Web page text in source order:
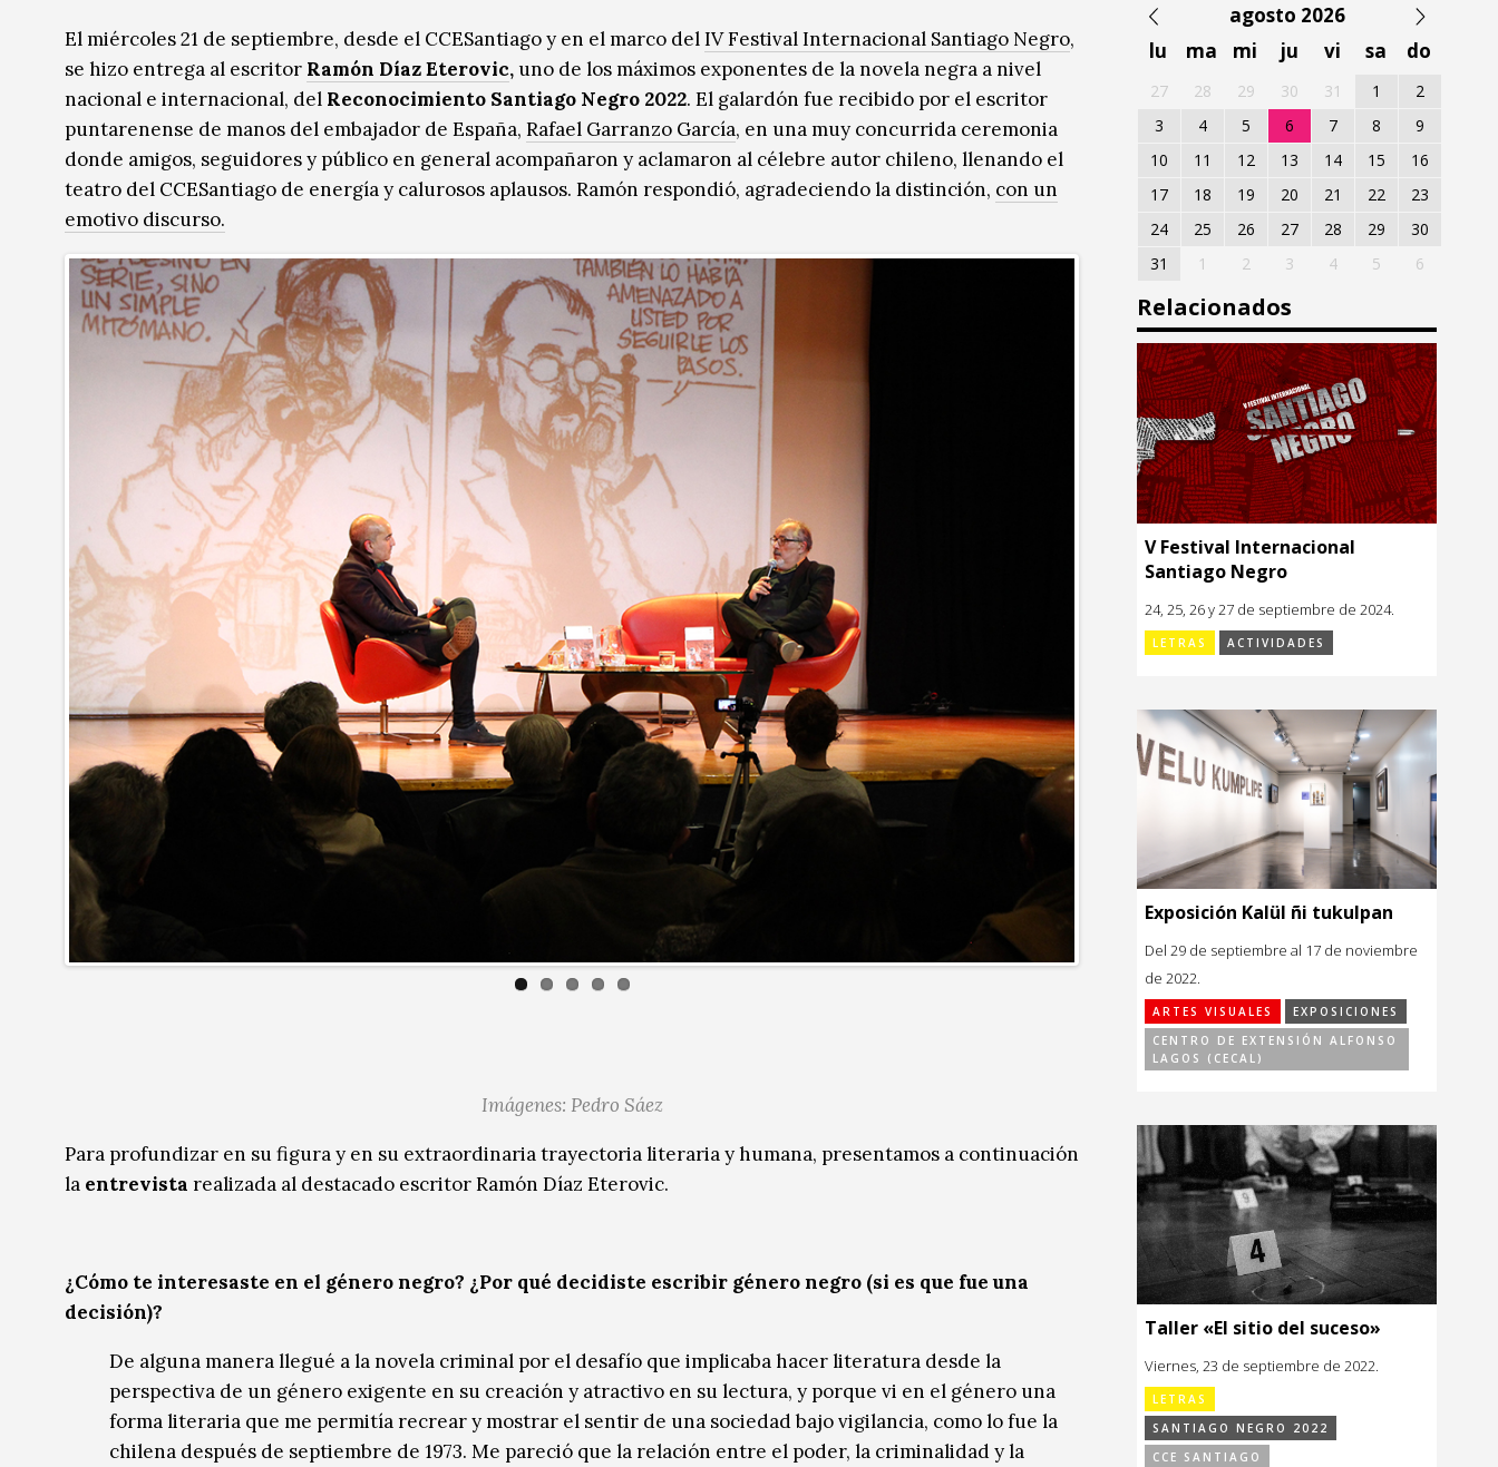
Radio / Podcast
Radio / Podcast
El miércoles 21 de septiembre, desde el CCESantiago y en el marco delIV Festival Internacional Santiago Negro,
se hizo entrega al escritor Ramón Díaz Eterovic, uno de los máximos exponentes de la novela negra a nivel
nacional e internacional, del Reconocimiento Santiago Negro 2022. El galardón fue recibido por el escritor
puntarenense de manos del embajador de España, Rafael Garranzo García, en una muy concurrida ceremonia
donde amigos, seguidores y público en general acompañaron y aclamaron al célebre autor chileno, llenando el
teatro del CCESantiago de energía y calurosos aplausos. Ramón respondió, agradeciendo la distinción, con un
emotivo discurso.
Imágenes: Pedro Sáez
Para profundizar en su figura y en su extraordinaria trayectoria literaria y humana, presentamos a continuación
la entrevista realizada al destacado escritor Ramón Díaz Eterovic.
¿Cómo te interesaste en el género negro? ¿Por qué decidiste escribir género negro (si es que fue una
decisión)?
De alguna manera llegué a la novela criminal por el desafío que implicaba hacer literatura desde la
perspectiva de un género exigente en su creación y atractivo en su lectura, y porque vi en el género una
forma literaria que me permitía recrear y mostrar el sentir de una sociedad bajo vigilancia, como lo fue la
chilena después de septiembre de 1973. Me pareció que la relación entre el poder, la criminalidad y la
agosto 2026
lu
ma mi ju vi sa do
27 28 29 30 31 1
2
3
4 5 6 7 8
9
10
11 12 13 14 15
16
17
18 19 20 21 22
23
24
25 26 27 28 29
30
31
1 2 3 4 5 6
Relacionados
V Festival Internacional
Santiago Negro
24, 25, 26 y 27 de septiembre de 2024.
LETRAS ACTIVIDADES
Exposición Kalül ñi tukulpan
Del 29 de septiembre al 17 de noviembre
de 2022.
ARTES VISUALES
EXPOSICIONES
CENTRO DE EXTENSIÓN ALFONSO
LAGOS (CECAL)
Taller «El sitio del suceso»
Viernes, 23 de septiembre de 2022.
LETRAS
SANTIAGO NEGRO 2022
CCE SANTIAGO